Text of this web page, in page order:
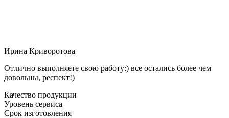
Ирина Криворотова
Отлично выполняете свою работу:) все остались более чем
довольны, респект!)
Качество продукции
Уровень сервиса
Срок изготовления